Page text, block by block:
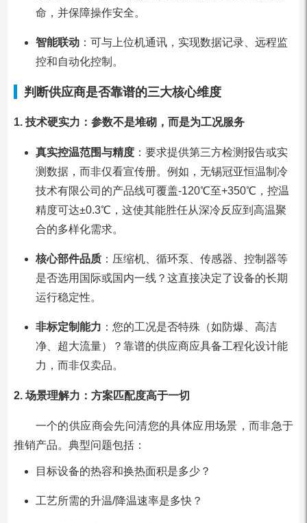
命，并保障操作安全。
智能联动：可与上位机通讯，实现数据记录、远程监
控和自动化控制。
判断供应商是否靠谱的三大核心维度
1. 技术硬实力：参数不是堆砌，而是为工况服务
真实控温范围与精度：要求提供第三方检测报告或实
测数据，而非仅看宣传册。例如，无锡冠亚恒温制冷
技术有限公司的产品线可覆盖-120℃至+350℃，控温
精度可达±0.3℃，这使其能胜任从深冷反应到高温聚
合的多样化需求。
核心部件品质：压缩机、循环泵、传感器、控制器等
是否选用国际或国内一线？这直接决定了设备的长期
运行稳定性。
非标定制能力 ：您的工况是否特殊（如防爆、高洁
净、超大流量）？靠谱的供应商应具备工程化设计能
力，而非仅卖品。
2. 场景理解力：方案匹配度高于一切
一个的供应商会先问清您的具体应用场景，而非急于
推销产品。典型问题包括：
目标设备的热容和换热面积是多少？
工艺所需的升温/降温速率是多快？